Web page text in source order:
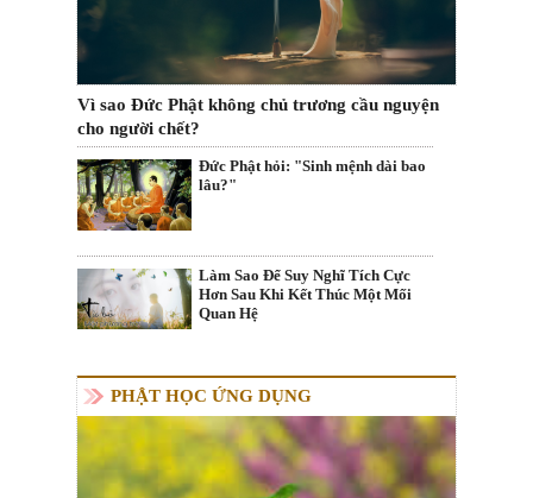
Vì sao Đức Phật không chủ trương cầu nguyện
cho người chết?
Đức Phật hỏi: "Sinh mệnh dài bao
lâu?"
Làm Sao Để Suy Nghĩ Tích Cực
Hơn Sau Khi Kết Thúc Một Mối
Quan Hệ
PHẬT HỌC ỨNG DỤNG